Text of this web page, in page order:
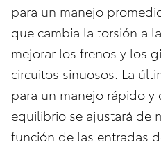
para un manejo
que cambia la torsión a
mejorar los frenos y los
circuitos sinuosos. La
para un manejo rápido y
equilibrio se ajustará de
función de las entradas